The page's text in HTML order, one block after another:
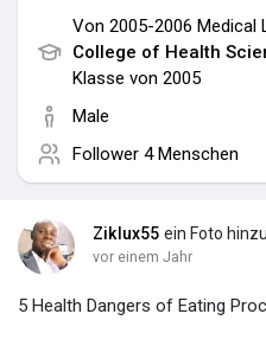
Beiträge entdecken
Von 2005-2006 Medical
College of Health
Klasse von 2005
Male
Follower 4 Menschen
Ziklux55 ein Foto
vor einem Jahr
5 Health Dangers of Eating